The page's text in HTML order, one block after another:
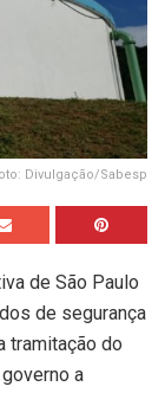
Divulgação/Sabesp
de São Paulo
de segurança
tramitação do
a